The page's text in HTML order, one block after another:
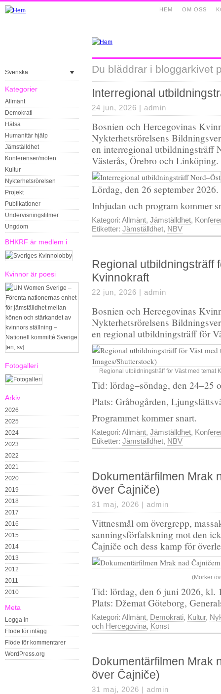
OM OSS
HEM
Svenska
Kategorier
Allmänt
Demokrati
Hälsa
Humanitär hjälp
Jämställdhet
Konferenser/möten
Kultur
Nykterhetsrörelsen
Projekt
Publikationer
Undervisningsfilmer
Ungdom
BHKRF är medlem i
Kvinnor är poesi
Fotogalleri
Arkiv
2026
2025
2024
2023
2022
2021
2020
2019
2018
2017
2016
2015
2014
2013
2012
2011
2010
Meta
Logga in
Flöde för inlägg
Flöde för kommentarer
WordPress.org
Du bläddrar i bloggarkivet
Interregional
24 jun, 2026 | admin
Bosnien och Hercegovinas
Nykterhetsrörelsens
en interregional utbildningsträff
Västerås, Örebro och Linköping.
Lördag, den 26 september 2026.
Inbjudan och program kommer
Kategori: Allmänt, Jämställdhet,
Etiketter: Jämställdhet, NBV
Regional utbildningsträff
Kvinnokraft
22 jun, 2026 | admin
Bosnien och Hercegovinas
Nykterhetsrörelsens
en regional utbildningsträff för
Regional utbildningsträff för Väst med temat
Tid: lördag–söndag, den 24–25
Plats: Gråbogården,
Programmet kommer snart.
Kategori: Allmänt, Jämställdhet,
Etiketter: Jämställdhet, NBV
Dokumentärfilmen Mrak
över Čajniče)
31 maj, 2026 | admin
Vittnesmål om övergrepp,
sanningsförfalskning mot den
Čajniče och dess kamp för
(Mörker
Tid: lördag, den 6 juni 2026, kl.
Plats: Džemat Göteborg,
Kategori: Allmänt, Demokrati, Kultur,
och Hercegovina, Konst
Dokumentärfilmen Mrak
över Čajniče)
31 maj, 2026 | admin